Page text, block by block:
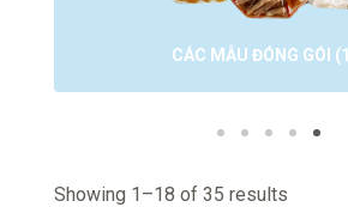
MỨT TẾT
Showing 1–18 of 35 results